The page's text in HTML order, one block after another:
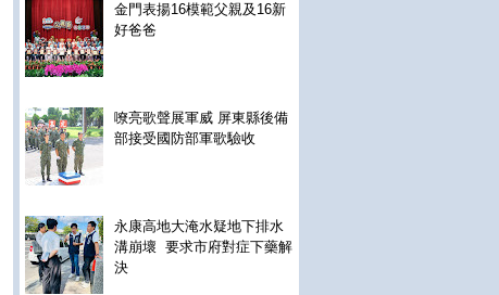
金門表揚16模範父親及16新
好爸爸
嘹亮歌聲展軍威 屏東縣後備
部接受國防部軍歌驗收
永康高地大淹水疑地下排水
溝崩壞 要求市府對症下藥解
決